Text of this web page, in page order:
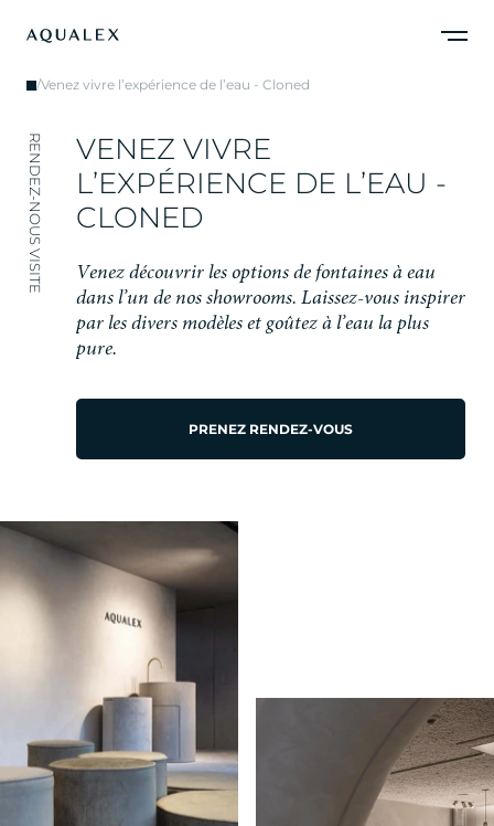
/Venez vivre l’expérience de l’eau - Cloned
RENDEZ-NOUS VISITE VENEZ VIVRE
L’EXPÉRIENCE DE L’EAU -
CLONED
Venez découvrir les options de fontaines à eau
dans l’un de nos showrooms. Laissez-vous inspirer
par les divers modèles et goûtez à l’eau la plus
pure.
PRENEZ RENDEZ-VOUS